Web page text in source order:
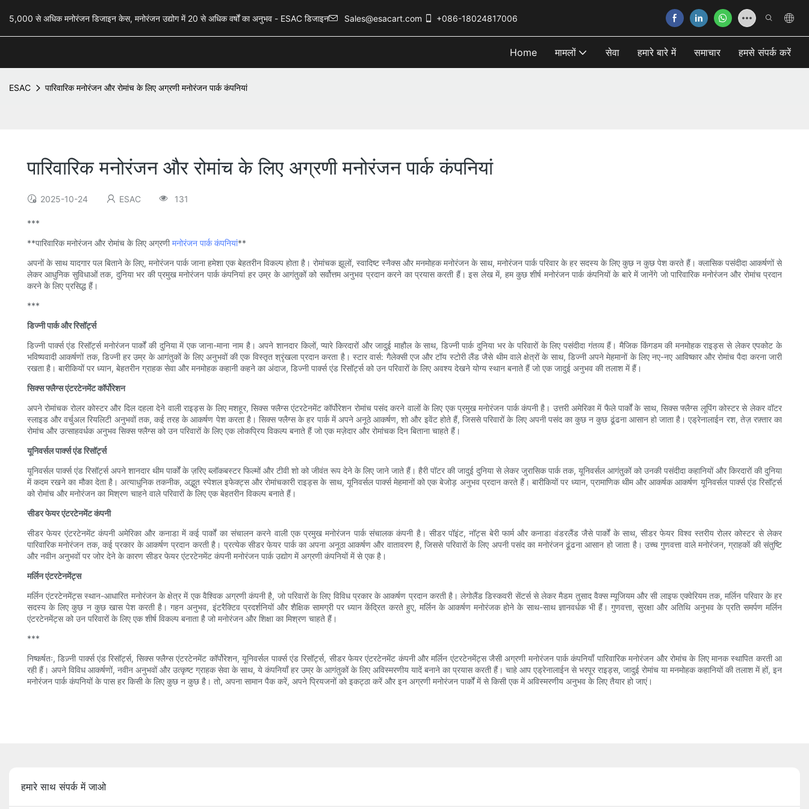
5,000 से अधिक मनोरंजन डिजाइन केस, मनोरंजन उद्योग में 20 से अधिक वर्षों का अनुभव - ESAC डिजाइन Sales@esacart.com +086-18024817006
Home मामलों सेवा हमारे बारे में समाचार हमसे संपर्क करें
ESAC पारिवारिक मनोरंजन और रोमांच के लिए अग्रणी मनोरंजन पार्क कंपनियां
पारिवारिक मनोरंजन और रोमांच के लिए अग्रणी मनोरंजन पार्क कंपनियां
2025-10-24 ESAC 131
***
**पारिवारिक मनोरंजन और रोमांच के लिए अग्रणीमनोरंजन पार्क कंपनियां**
अपनों के साथ यादगार पल बिताने के लिए, मनोरंजन पार्क जाना हमेशा एक बेहतरीन विकल्प होता है। रोमांचक झूलों, स्वादिष्ट स्नैक्स और मनमोहक मनोरंजन के साथ, मनोरंजन पार्क परिवार के हर सदस्य के लिए कुछ न कुछ पेश करते हैं। क्लासिक पसंदीदा आकर्षणों से
लेकर आधुनिक सुविधाओं तक, दुनिया भर की प्रमुख मनोरंजन पार्क कंपनियां हर उम्र के आगंतुकों को सर्वोत्तम अनुभव प्रदान करने का प्रयास करती हैं। इस लेख में, हम कुछ शीर्ष मनोरंजन पार्क कंपनियों के बारे में जानेंगे जो पारिवारिक मनोरंजन और रोमांच प्रदान
करने के लिए प्रसिद्ध हैं।
***
डिज्नी पार्क और रिसॉर्ट्स
डिज्नी पार्क्स एंड रिसॉर्ट्स मनोरंजन पार्कों की दुनिया में एक जाना-माना नाम है। अपने शानदार किलों, प्यारे किरदारों और जादुई माहौल के साथ, डिज्नी पार्क दुनिया भर के परिवारों के लिए पसंदीदा गंतव्य हैं। मैजिक किंगडम की मनमोहक राइड्स से लेकर एपकोट के
भविष्यवादी आकर्षणों तक, डिज्नी हर उम्र के आगंतुकों के लिए अनुभवों की एक विस्तृत श्रृंखला प्रदान करता है। स्टार वार्स: गैलेक्सी एज और टॉय स्टोरी लैंड जैसे थीम वाले क्षेत्रों के साथ, डिज्नी अपने मेहमानों के लिए नए-नए आविष्कार और रोमांच पैदा करना जारी
रखता है। बारीकियों पर ध्यान, बेहतरीन ग्राहक सेवा और मनमोहक कहानी कहने का अंदाज, डिज्नी पार्क्स एंड रिसॉर्ट्स को उन परिवारों के लिए अवश्य देखने योग्य स्थान बनाते हैं जो एक जादुई अनुभव की तलाश में हैं।
सिक्स फ्लैग्स एंटरटेनमेंट कॉर्पोरेशन
अपने रोमांचक रोलर कोस्टर और दिल दहला देने वाली राइड्स के लिए मशहूर, सिक्स फ्लैग्स एंटरटेनमेंट कॉर्पोरेशन रोमांच पसंद करने वालों के लिए एक प्रमुख मनोरंजन पार्क कंपनी है। उत्तरी अमेरिका में फैले पार्कों के साथ, सिक्स फ्लैग्स लूपिंग कोस्टर से लेकर वॉटर
स्लाइड और वर्चुअल रियलिटी अनुभवों तक, कई तरह के आकर्षण पेश करता है। सिक्स फ्लैग्स के हर पार्क में अपने अनूठे आकर्षण, शो और इवेंट होते हैं, जिससे परिवारों के लिए अपनी पसंद का कुछ न कुछ ढूंढना आसान हो जाता है। एड्रेनालाईन रश, तेज़ रफ़्तार का
रोमांच और उत्साहवर्धक अनुभव सिक्स फ्लैग्स को उन परिवारों के लिए एक लोकप्रिय विकल्प बनाते हैं जो एक मज़ेदार और रोमांचक दिन बिताना चाहते हैं।
यूनिवर्सल पार्क्स एंड रिसॉर्ट्स
यूनिवर्सल पार्क्स एंड रिसॉर्ट्स अपने शानदार थीम पार्कों के ज़रिए ब्लॉकबस्टर फिल्मों और टीवी शो को जीवंत रूप देने के लिए जाने जाते हैं। हैरी पॉटर की जादुई दुनिया से लेकर जुरासिक पार्क तक, यूनिवर्सल आगंतुकों को उनकी पसंदीदा कहानियों और किरदारों की दुनिया
में कदम रखने का मौका देता है। अत्याधुनिक तकनीक, अद्भुत स्पेशल इफेक्ट्स और रोमांचकारी राइड्स के साथ, यूनिवर्सल पार्क्स मेहमानों को एक बेजोड़ अनुभव प्रदान करते हैं। बारीकियों पर ध्यान, प्रामाणिक थीम और आकर्षक आकर्षण यूनिवर्सल पार्क्स एंड रिसॉर्ट्स
को रोमांच और मनोरंजन का मिश्रण चाहने वाले परिवारों के लिए एक बेहतरीन विकल्प बनाते हैं।
सीडर फेयर एंटरटेनमेंट कंपनी
सीडर फेयर एंटरटेनमेंट कंपनी अमेरिका और कनाडा में कई पार्कों का संचालन करने वाली एक प्रमुख मनोरंजन पार्क संचालक कंपनी है। सीडर पॉइंट, नॉट्स बेरी फार्म और कनाडा वंडरलैंड जैसे पार्कों के साथ, सीडर फेयर विश्व स्तरीय रोलर कोस्टर से लेकर
पारिवारिक मनोरंजन तक, कई प्रकार के आकर्षण प्रदान करती है। प्रत्येक सीडर फेयर पार्क का अपना अनूठा आकर्षण और वातावरण है, जिससे परिवारों के लिए अपनी पसंद का मनोरंजन ढूंढना आसान हो जाता है। उच्च गुणवत्ता वाले मनोरंजन, ग्राहकों की संतुष्टि
और नवीन अनुभवों पर जोर देने के कारण सीडर फेयर एंटरटेनमेंट कंपनी मनोरंजन पार्क उद्योग में अग्रणी कंपनियों में से एक है।
मर्लिन एंटरटेनमेंट्स
मर्लिन एंटरटेनमेंट्स स्थान-आधारित मनोरंजन के क्षेत्र में एक वैश्विक अग्रणी कंपनी है, जो परिवारों के लिए विविध प्रकार के आकर्षण प्रदान करती है। लेगोलैंड डिस्कवरी सेंटर्स से लेकर मैडम तुसाद वैक्स म्यूजियम और सी लाइफ एक्वेरियम तक, मर्लिन परिवार के हर
सदस्य के लिए कुछ न कुछ खास पेश करती है। गहन अनुभव, इंटरैक्टिव प्रदर्शनियों और शैक्षिक सामग्री पर ध्यान केंद्रित करते हुए, मर्लिन के आकर्षण मनोरंजक होने के साथ-साथ ज्ञानवर्धक भी हैं। गुणवत्ता, सुरक्षा और अतिथि अनुभव के प्रति समर्पण मर्लिन
एंटरटेनमेंट्स को उन परिवारों के लिए एक शीर्ष विकल्प बनाता है जो मनोरंजन और शिक्षा का मिश्रण चाहते हैं।
***
निष्कर्षतः, डिज़्नी पार्क्स एंड रिसॉर्ट्स, सिक्स फ्लैग्स एंटरटेनमेंट कॉर्पोरेशन, यूनिवर्सल पार्क्स एंड रिसॉर्ट्स, सीडर फेयर एंटरटेनमेंट कंपनी और मर्लिन एंटरटेनमेंट्स जैसी अग्रणी मनोरंजन पार्क कंपनियाँ पारिवारिक मनोरंजन और रोमांच के लिए मानक स्थापित करती आ
रही हैं। अपने विविध आकर्षणों, नवीन अनुभवों और उत्कृष्ट ग्राहक सेवा के साथ, ये कंपनियाँ हर उम्र के आगंतुकों के लिए अविस्मरणीय यादें बनाने का प्रयास करती हैं। चाहे आप एड्रेनालाईन से भरपूर राइड्स, जादुई रोमांच या मनमोहक कहानियों की तलाश में हों, इन
मनोरंजन पार्क कंपनियों के पास हर किसी के लिए कुछ न कुछ है। तो, अपना सामान पैक करें, अपने प्रियजनों को इकट्ठा करें और इन अग्रणी मनोरंजन पार्कों में से किसी एक में अविस्मरणीय अनुभव के लिए तैयार हो जाएं।
हमारे साथ संपर्क में जाओ